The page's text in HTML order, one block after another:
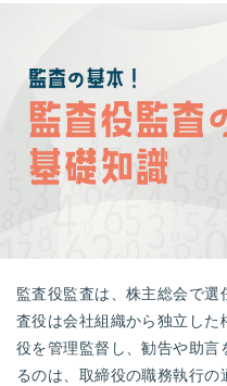
監査役監査は、株主総会で
査役は会社組織から独立し
役を管理監督し、勧告や助言
るのは、取締役の職務執行